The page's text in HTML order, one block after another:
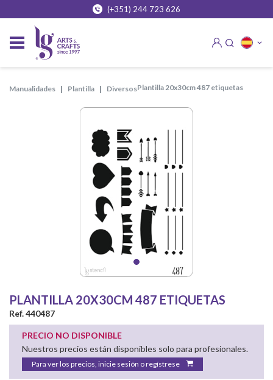
(+351) 244 723 626
manualidades plantilla diversos plantilla 20x30cm 487 etiquetas
PLANTILLA 20X30CM 487 ETIQUETAS
Ref. 440487
PRECIO NO DISPONIBLE
Nuestros precios están disponibles solo para profesionales.
Para ver los precios, inicie sesión o regístrese